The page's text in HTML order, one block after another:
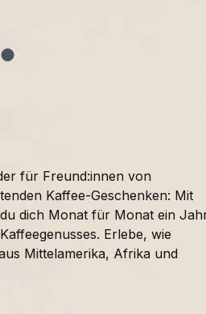
für Freund:innen von
Kaffee-Geschenken: Mit
dich Monat für Monat ein
Erlebe, wie
Mittelamerika, Afrika und